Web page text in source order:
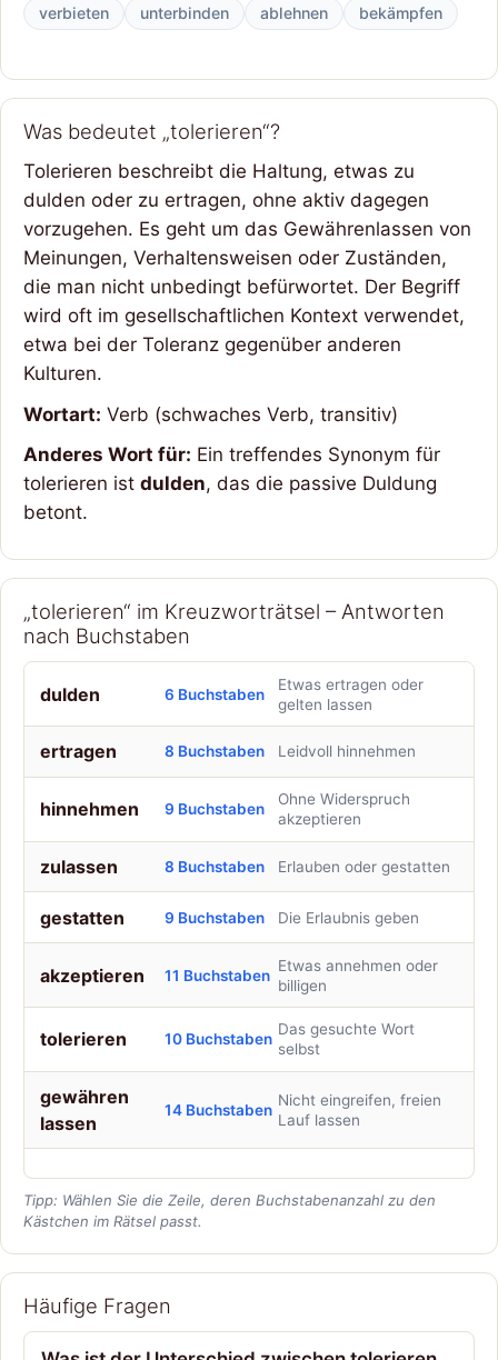
verbieten unterbinden ablehnen bekämpfen
Was bedeutet „tolerieren“?
Tolerieren beschreibt die Haltung, etwas zu
dulden oder zu ertragen, ohne aktiv dagegen
vorzugehen. Es geht um das Gewährenlassen von
Meinungen, Verhaltensweisen oder Zuständen,
die man nicht unbedingt befürwortet. Der Begriff
wird oft im gesellschaftlichen Kontext verwendet,
etwa bei der Toleranz gegenüber anderen
Kulturen.
Wortart: Verb (schwaches Verb, transitiv)
Anderes Wort für: Ein treffendes Synonym für
tolerieren ist dulden, das die passive Duldung
betont.
„tolerieren“ im Kreuzworträtsel – Antworten
nach Buchstaben
dulden 6 Buchstaben
Etwas ertragen oder
gelten lassen
ertragen 8 Buchstaben Leidvoll hinnehmen
hinnehmen 9 Buchstaben
Ohne Widerspruch
akzeptieren
zulassen 8 Buchstaben Erlauben oder gestatten
gestatten 9 Buchstaben Die Erlaubnis geben
akzeptieren 11 Buchstaben
Etwas annehmen oder
billigen
tolerieren 10 Buchstaben
Das gesuchte Wort
selbst
gewähren
lassen
14 Buchstaben
Nicht eingreifen, freien
Lauf lassen
Tipp: Wählen Sie die Zeile, deren Buchstabenanzahl zu den
Kästchen im Rätsel passt.
Häufige Fragen